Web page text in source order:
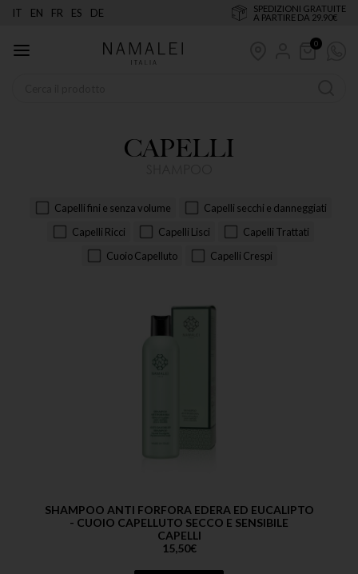
IT EN FR ES DE
SPEDIZIONI GRATUITE
A PARTIRE DA 29.90€
0
CAPELLI
Capelli fini e senza volume
Capelli secchi e danneggiati
Capelli Ricci
Capelli Lisci
Capelli Trattati
Cuoio Capelluto
Capelli Crespi
SHAMPOO ANTI FORFORA EDERA ED EUCALIPTO
- CUOIO CAPELLUTO SECCO E SENSIBILE
CAPELLI
15,50€